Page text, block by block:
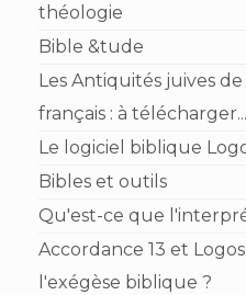
théologie
Bible &tude
Les Antiquités juives
français : à télécharger...
Le logiciel biblique
Bibles et outils
Qu'est-ce que
Accordance 13 et
l'exégèse biblique ?